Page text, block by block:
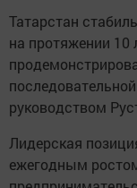
Татарстан
на протяжении 10
руководством
Лидерская
ежегодным